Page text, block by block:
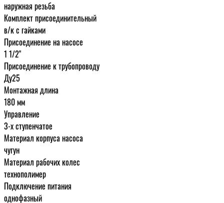
наружная резьба
Комплект присоединительный
в/к с гайками
Присоединение на насосе
1 1/2"
Присоединение к трубопроводу
Ду25
Монтажная длина
180 мм
Управление
3-х ступенчатое
Материал корпуса насоса
чугун
Материал рабочих колес
технополимер
Подключение питания
однофазный